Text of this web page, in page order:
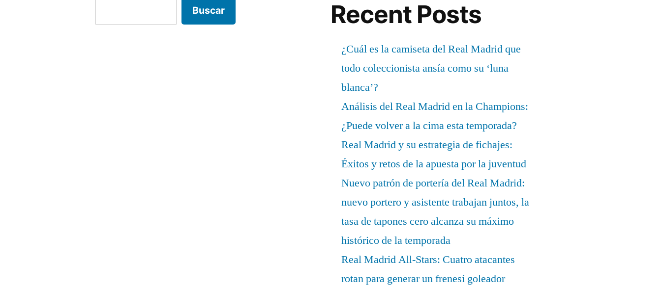
Buscar Recent Posts
¿Cuál es la camiseta del Real Madrid que
todo coleccionista ansía como su ‘luna
blanca’?
Análisis del Real Madrid en la Champions:
¿Puede volver a la cima esta temporada?
Real Madrid y su estrategia de fichajes:
Éxitos y retos de la apuesta por la juventud
Nuevo patrón de portería del Real Madrid:
nuevo portero y asistente trabajan juntos, la
tasa de tapones cero alcanza su máximo
histórico de la temporada
Real Madrid All-Stars: Cuatro atacantes
rotan para generar un frenesí goleador